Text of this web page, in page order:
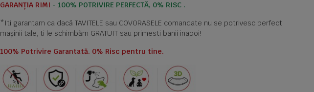
GARANȚIA RIMI - 100% POTRIVIRE PERFECTĂ, 0% RISC .
*Iti garantam ca dacă TAVITELE sau COVORASELE comandate nu se potrivesc perfect
mașinii tale, ti le schimbăm GRATUIT sau primesti banii inapoi!
100% Potrivire Garantată. 0% Risc pentru tine.